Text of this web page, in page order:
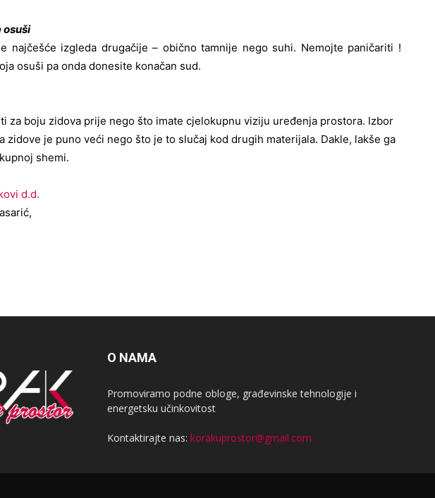
osuši
najčešće izgleda drugačije – obično tamnije nego suhi. Nemojte paničariti !
osuši pa onda donesite konačan sud.
za boju zidova prije nego što imate cjelokupnu viziju uređenja prostora. Izbor
zidove je puno veći nego što je to slučaj kod drugih materijala. Dakle, lakše ga
shemi.
d.d.
O NAMA
Promoviramo podne obloge, građevinske tehnologije i
energetsku učinkovitost
Kontaktirajte nas: korakuprostor@gmail.com